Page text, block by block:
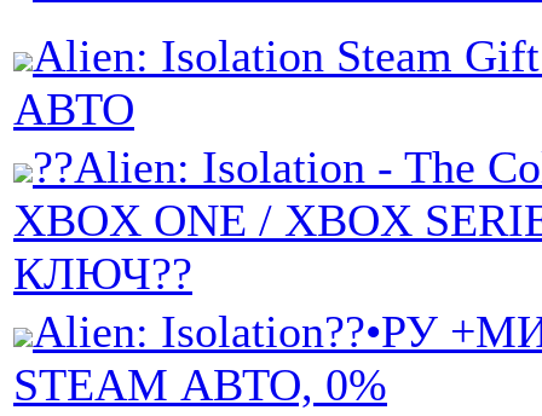
Alien: Isolation Steam
АВТО
??Alien: Isolation - The
XBOX ONE / XBOX
КЛЮЧ??
Alien: Isolation??•РУ
STEAM АВТО, 0%